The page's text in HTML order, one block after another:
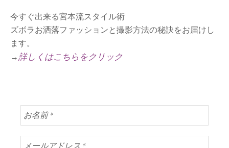
今すぐ出来る宮本流スタイル術
ズボラお洒落ファッションと撮影方法の秘訣をお届けし
ます。
→詳しくはこちらをクリック